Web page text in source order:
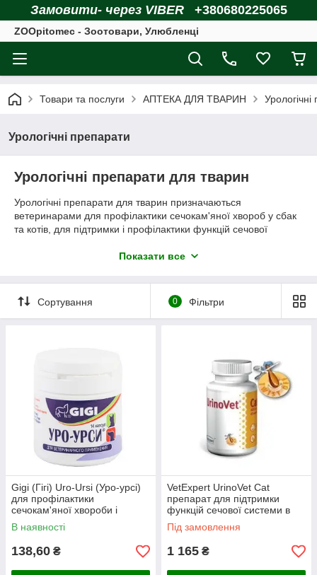
Замовити- через VIBER +380680225065
ZOOpitomec - Зоотовари, Улюбленці
Товари та послуги АПТЕКА ДЛЯ ТВАРИН
Урологічні препарати
Урологічні препарати для тварин
Урологічні препарати для тварин призначаються
ветеринарами для профілактики сечокам'яної хвороб у сбак
та котів, для підтримки і профілактики функцій сечової
У даному розділі ми підібрали найбільш ефективні і
системи.
Показати все
Сортування 0 Фільтри
Gigi (Гігі) Uro-Ursi (Уро-урсі)
для профілактики
сечокам'яної хвороби і
циститів собак і кішок 14 капс.
В наявності
138,60 ₴
VetExpert UrinoVet Cat
препарат для підтримки
функцій сечової системи в
котів 45 капсул
Під замовлення
1 165 ₴